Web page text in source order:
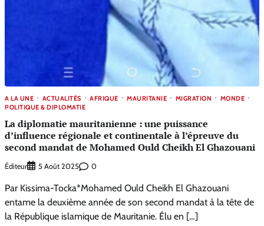
A LA UNE ACTUALITÉS AFRIQUE MAURITANIE MIGRATION
MONDE
POLITIQUE & DIPLOMATIE
La diplomatie mauritanienne : une puissance
d’influence régionale et continentale à l’épreuve du
second mandat de Mohamed Ould Cheikh El Ghazouani
Éditeur 5 Août 2025 0
Par Kissima-Tocka*Mohamed Ould Cheikh El Ghazouani
entame la deuxième année de son second mandat à la tête de
la République islamique de Mauritanie. Élu en […]